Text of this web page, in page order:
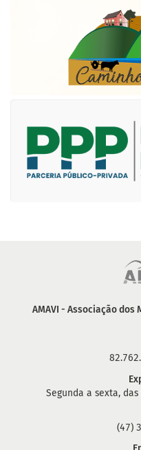
AMAVI - Associação
Segunda a sexta,
(47)